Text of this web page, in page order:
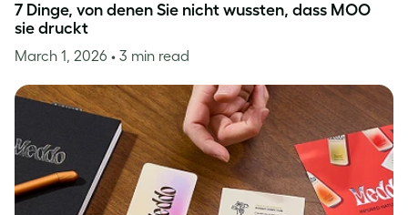
7 Dinge, von denen Sie nicht wussten, dass MOO
sie druckt
March 1, 2026 • 3 min read